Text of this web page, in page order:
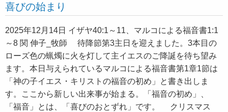
喜びの始まり
2025年12月14日 イザヤ40:1～11、マルコによる福音書1:1
～8 関 伸子_牧師 待降節第3主日を迎えました。3本目の
ローズ色の蝋燭に火を灯して主イエスのご降誕を待ち望み
ます。本日与えられているマルコによる福音書第1章1節は
「神の子イエス・キリストの福音の初め」と書き出しま
す。ここから新しい出来事が始まる。「福音の初め」、
「福音」とは、「喜びのおとずれ」です。 クリスマス